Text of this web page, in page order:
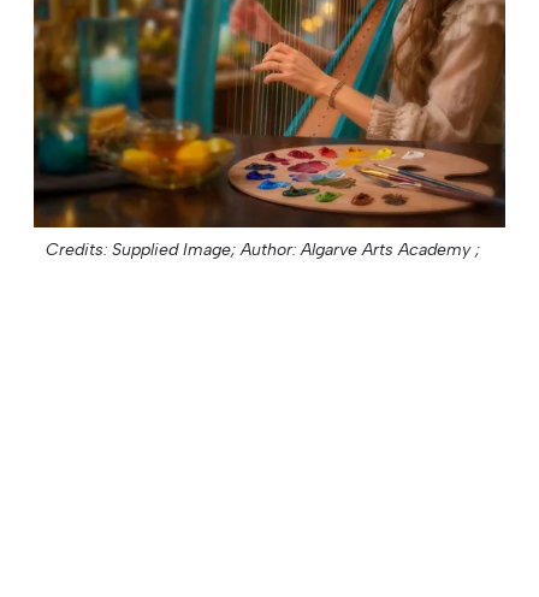
Credits: Supplied Image; Author: Algarve Arts Academy ;